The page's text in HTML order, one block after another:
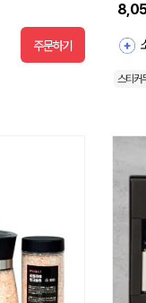
주문하기
스티커